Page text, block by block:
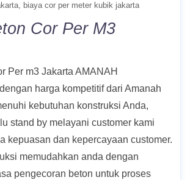
biaya cor per meter kubik jakarta
Cor Per M3
Per m3 Jakarta AMANAH
harga kompetitif dari Amanah
kebutuhan konstruksi Anda,
stand by melayani customer kami
kepuasan dan kepercayaan customer.
memudahkan anda dengan
pengecoran beton untuk proses